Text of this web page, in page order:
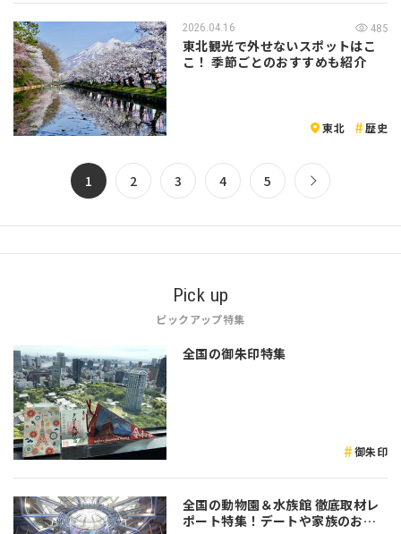
2026.04.16 485
東北観光で外せないスポットはこ
こ！ 季節ごとのおすすめも紹介
東北 歴史
1 2 3 4 5
Pick up
ピックアップ特集
全国の御朱印特集
御朱印
全国の動物園＆水族館 徹底取材レ
ポート特集！デートや家族のおで